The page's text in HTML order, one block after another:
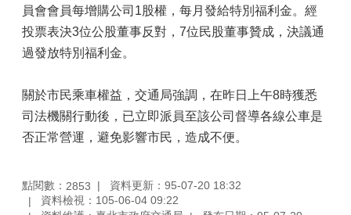
員會會員每增購公司1股權，每月發給特別福利金。經
投票表決3位公股董事反對，7位民股董事贊成，決議通
過發放特別福利金。
關於市民乘車權益，交通局強調，在昨日上午8時獲悉
司法機關行動後，已立即派員至該公司督導各線公車是
否正常營運，避免影響市民，造成不便。
點閱數： 2853
資料更新：95-07-20 18:32
資料檢視：105-06-04 09:22